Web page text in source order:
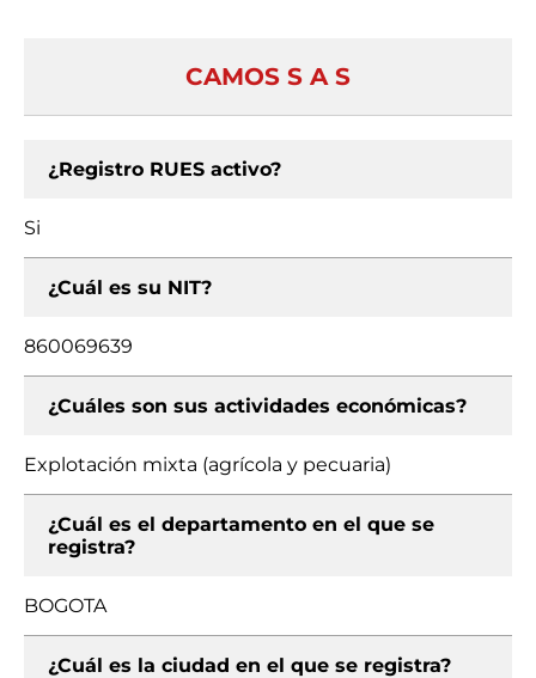
CAMOS S A S
¿Registro RUES activo?
Si
¿Cuál es su NIT?
860069639
¿Cuáles son sus actividades económicas?
Explotación mixta (agrícola y pecuaria)
¿Cuál es el departamento en el que se
registra?
BOGOTA
¿Cuál es la ciudad en el que se registra?